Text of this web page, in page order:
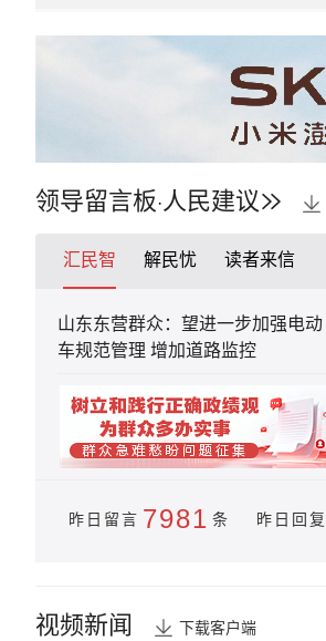
领导留言板·人民建议
汇民智 解民忧 读者来信
山东东营群众：望进一步加强电动
车规范管理 增加道路监控
昨日留言 7981 条 昨日回复
视频新闻 下载客户端